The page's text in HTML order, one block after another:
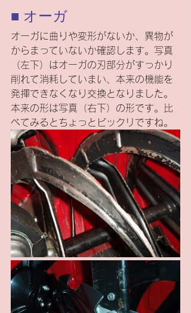
■ オーガ
オーガに曲りや変形がないか、異物が
からまっていないか確認します。写真
（左下）はオーガの刃部分がすっかり
削れて消耗していまい、本来の機能を
発揮できなくなり交換となりました。
本来の形は写真（右下）の形です。比
べてみるとちょっとビックリですね。